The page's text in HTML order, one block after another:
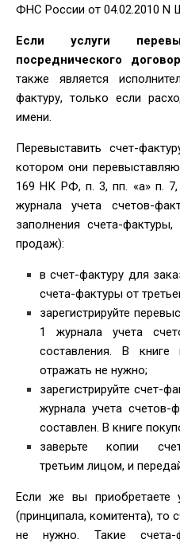
ФНС России от 04.02.2010 N
Если услуги
посреднического
также является
фактуру, только если
имени.
Перевыставить счет-
котором они
169 НК РФ, п. 3, пп. «а» п.
журнала учета счетов-
заполнения счета-
продаж):
в счет-фактуру для
счета-фактуры от
зарегистрируйте
1 журнала учета
составления. В книге
отражать не нужно;
зарегистрируйте счет-
журнала учета счетов-
составлен. В книге
заверьте копии
третьим лицом, и
Если же вы приобретаете
(принципала, комитента), то
не нужно. Такие счета-